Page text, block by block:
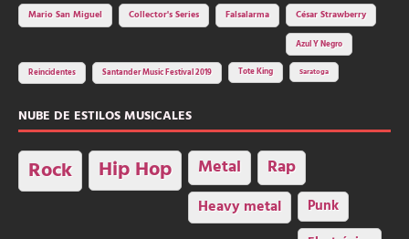
Mario San Miguel
Collector's Series Falsalarma César Strawberry
Azul Y Negro
Reincidentes Santander Music Festival 2019 Tote King Saratoga
NUBE DE ESTILOS MUSICALES
Rock Hip Hop Metal Rap
Heavy metal Punk